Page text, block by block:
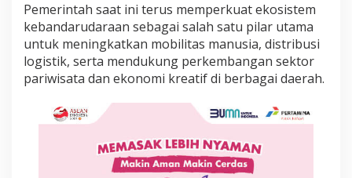
,
D
y
a
S
g
T
r
Pemerintah saat ini terus memperkuat ekosistem
kebandarudaraan sebagai salah satu pilar utama
untuk meningkatkan mobilitas manusia, distribusi
logistik, serta mendukung perkembangan sektor
pariwisata dan ekonomi kreatif di berbagai daerah.